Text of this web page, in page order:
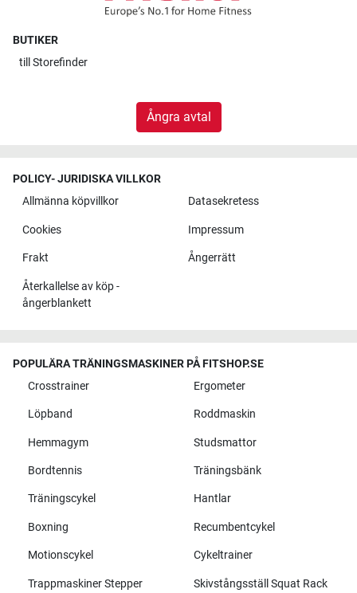
BUTIKER
till Storefinder
Ångra avtal
POLICY- JURIDISKA VILLKOR
Allmänna köpvillkor
Datasekretess
Cookies Impressum
Frakt Ångerrätt
Återkallelse av köp -
ångerblankett
POPULÄRA TRÄNINGSMASKINER PÅ FITSHOP.SE
Crosstrainer
Ergometer
Löpband Roddmaskin
Hemmagym Studsmattor
Bordtennis Träningsbänk
Träningscykel Hantlar
Boxning Recumbentcykel
Motionscykel Cykeltrainer
Trappmaskiner Stepper Skivstångsställ Squat Rack